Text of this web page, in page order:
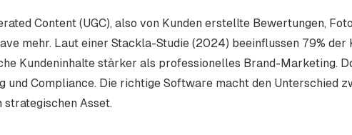
Content (UGC), also von Kunden erstellte Bewertungen,
mehr. Laut einer Stackla-Studie (2024) beeinflussen 79% der
Kundeninhalte stärker als professionelles Brand-Marketing.
und Compliance. Die richtige Software macht den Unterschied
strategischen Asset.